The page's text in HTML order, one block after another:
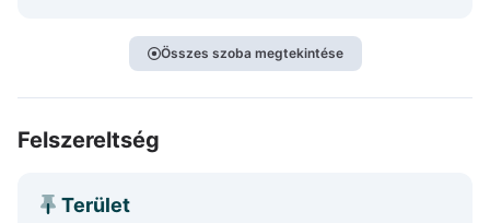
Összes szoba megtekintése
Felszereltség
Terület